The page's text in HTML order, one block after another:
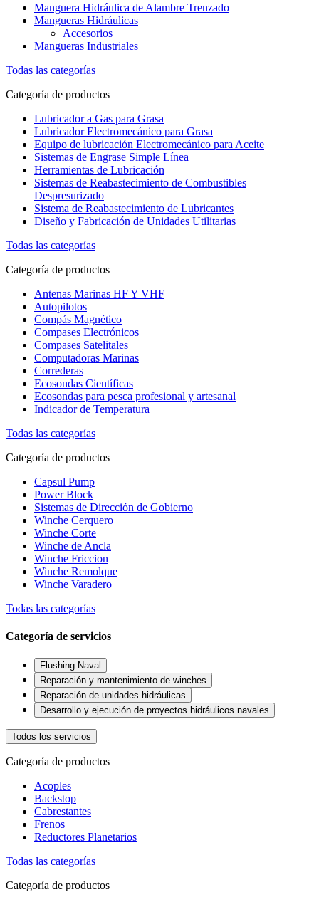
Manguera Hidráulica de Alambre Trenzado
Mangueras Hidráulicas
Accesorios
Mangueras Industriales
Todas las categorías
Categoría de productos
Lubricador a Gas para Grasa
Lubricador Electromecánico para Grasa
Equipo de lubricación Electromecánico para Aceite
Sistemas de Engrase Simple Línea
Herramientas de Lubricación
Sistemas de Reabastecimiento de Combustibles
Despresurizado
Sistema de Reabastecimiento de Lubricantes
Diseño y Fabricación de Unidades Utilitarias
Todas las categorías
Categoría de productos
Antenas Marinas HF Y VHF
Autopilotos
Compás Magnético
Compases Electrónicos
Compases Satelitales
Computadoras Marinas
Correderas
Ecosondas Científicas
Ecosondas para pesca profesional y artesanal
Indicador de Temperatura
Todas las categorías
Categoría de productos
Capsul Pump
Power Block
Sistemas de Dirección de Gobierno
Winche Cerquero
Winche Corte
Winche de Ancla
Winche Friccion
Winche Remolque
Winche Varadero
Todas las categorías
Categoría de servicios
Flushing Naval
Reparación y mantenimiento de winches
Reparación de unidades hidráulicas
Desarrollo y ejecución de proyectos hidráulicos navales
Todos los servicios
Categoría de productos
Acoples
Backstop
Cabrestantes
Frenos
Reductores Planetarios
Todas las categorías
Categoría de productos